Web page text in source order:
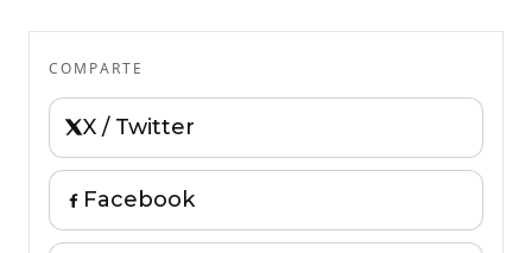
COMPARTE
X / Twitter
Facebook